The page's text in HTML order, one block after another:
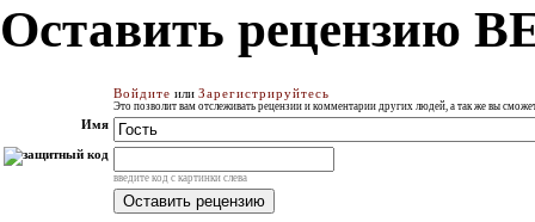
Оставить рецензию
Войдите или Зарегистрируйтесь
Это позволит вам отслеживать рецензии и комментарии других людей, а так же вы
Имя
введите код с картинки слева